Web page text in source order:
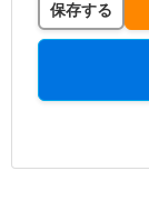
保存する